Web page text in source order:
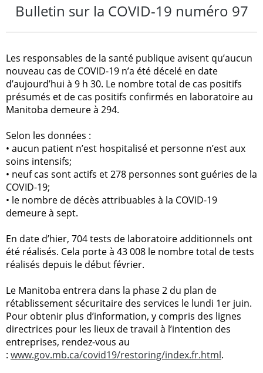
Bulletin sur la COVID-19 numéro 97
Les responsables de la santé publique avisent qu’aucun
nouveau cas de COVID-19 n’a été décelé en date
d’aujourd’hui à 9 h 30. Le nombre total de cas positifs
présumés et de cas positifs confirmés en laboratoire au
Manitoba demeure à 294.
Selon les données :
• aucun patient n’est hospitalisé et personne n’est aux
soins intensifs;
• neuf cas sont actifs et 278 personnes sont guéries de la
COVID-19;
• le nombre de décès attribuables à la COVID-19
demeure à sept.
En date d’hier, 704 tests de laboratoire additionnels ont
été réalisés. Cela porte à 43 008 le nombre total de tests
réalisés depuis le début février.
Le Manitoba entrera dans la phase 2 du plan de
rétablissement sécuritaire des services le lundi 1er juin.
Pour obtenir plus d’information, y compris des lignes
directrices pour les lieux de travail à l’intention des
entreprises, rendez-vous au
: www.gov.mb.ca/covid19/restoring/index.fr.html.